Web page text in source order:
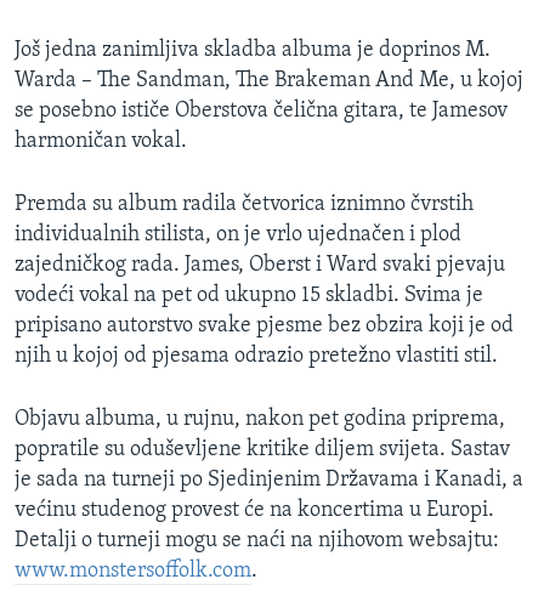
Još jedna zanimljiva skladba albuma je doprinos M.
Warda – The Sandman, The Brakeman And Me, u kojoj
se posebno ističe Oberstova čelična gitara, te Jamesov
harmoničan vokal.
Premda su album radila četvorica iznimno čvrstih
individualnih stilista, on je vrlo ujednačen i plod
zajedničkog rada. James, Oberst i Ward svaki pjevaju
vodeći vokal na pet od ukupno 15 skladbi. Svima je
pripisano autorstvo svake pjesme bez obzira koji je od
njih u kojoj od pjesama odrazio pretežno vlastiti stil.
Objavu albuma, u rujnu, nakon pet godina priprema,
popratile su oduševljene kritike diljem svijeta. Sastav
je sada na turneji po Sjedinjenim Državama i Kanadi, a
većinu studenog provest će na koncertima u Europi.
Detalji o turneji mogu se naći na njihovom websajtu:
www.monstersoffolk.com.